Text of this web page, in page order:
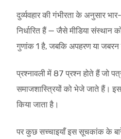
दुर्व्यवहार की गंभीरता के अनुसार
निर्धारित हैं — जैसे मीडिया संस्थान
गुणांक 1 है, जबकि अपहरण या
प्रश्नावली में 87 प्रश्न होते हैं जो
समाजशास्त्रियों को भेजे जाते हैं।
किया जाता है।
पर कुछ सच्चाइयाँ इस सूचकांक के